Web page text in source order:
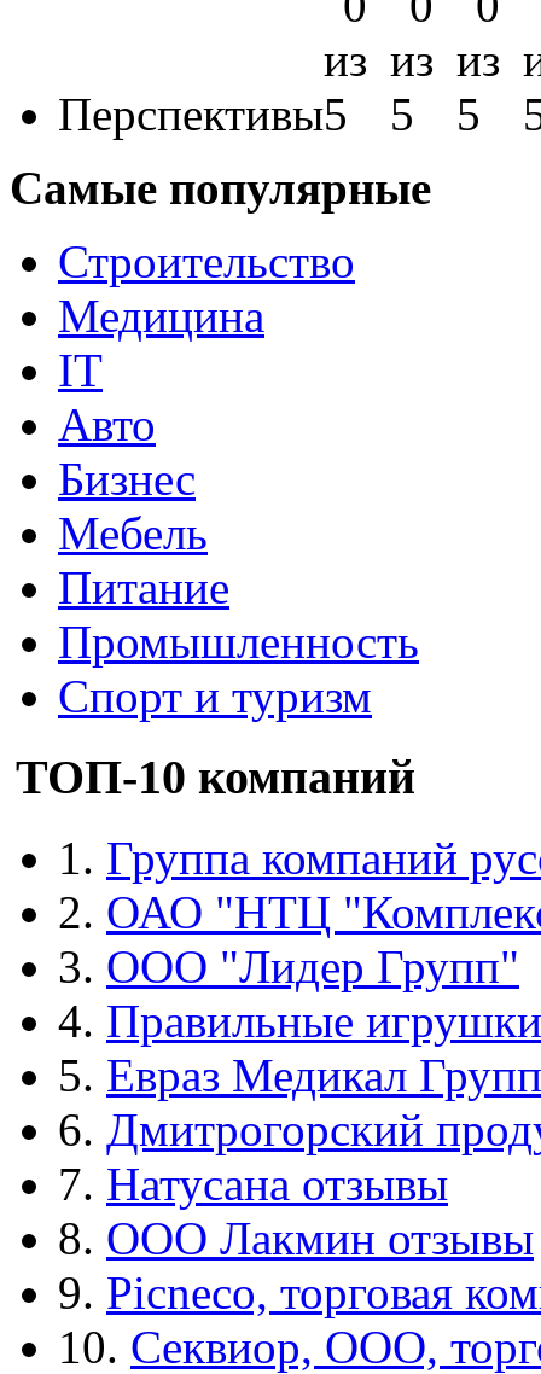
Перспективы
Самые популярные
Строительство
Медицина
IT
Авто
Бизнес
Мебель
Питание
Промышленность
Спорт и туризм
ТОП-10 компаний
1. Группа компаний
2. ОАО "НТЦ
3. ООО "Лидер Групп"
4. Правильные игрушки
5. Евраз Медикал Групп
6. Дмитрогорский
7. Натусана отзывы
8. ООО Лакмин отзывы
9. Picneco, торговая
10. Секвиор, ООО,